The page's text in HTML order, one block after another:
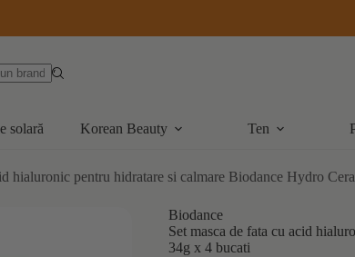
solară Korean Beauty Ten
hialuronic pentru hidratare si calmare Biodance Hydro
Biodance
Set masca de fata cu acid
34g x 4 bucati